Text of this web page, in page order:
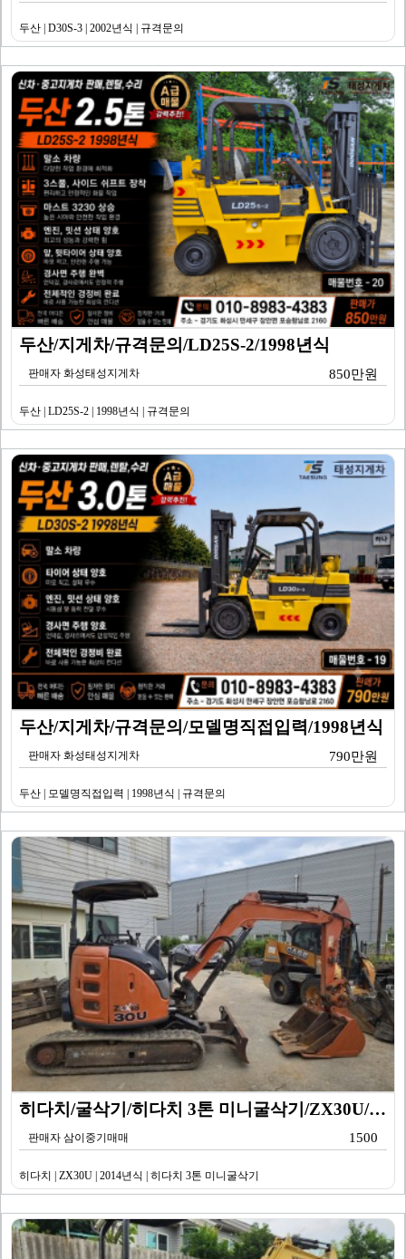
두산 | D30S-3 | 2002년식 | 규격문의
두산/지게차/규격문의/LD25S-2/1998년식
판매자 화성태성지게차 850만원
두산 | LD25S-2 | 1998년식 | 규격문의
두산/지게차/규격문의/모델명직접입력/1998년식
판매자 화성태성지게차 790만원
두산 | 모델명직접입력 | 1998년식 | 규격문의
히다치/굴삭기/히다치 3톤 미니굴삭기/ZX30U/201…
판매자 삼이중기매매 1500
히다치 | ZX30U | 2014년식 | 히다치 3톤 미니굴삭기